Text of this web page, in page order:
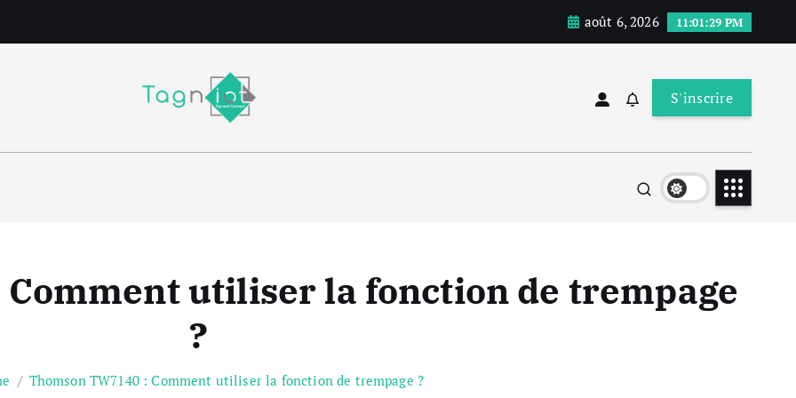
août 6, 2026 11:01:30 PM
S'inscrire
Comment utiliser la fonction de trempage
?
Thomson TW7140 : Comment utiliser la fonction de trempage ?